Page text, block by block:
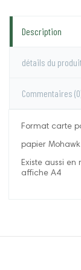
Description
détails du
Commentaires
Format carte
papier
Existe aussi
affiche A4